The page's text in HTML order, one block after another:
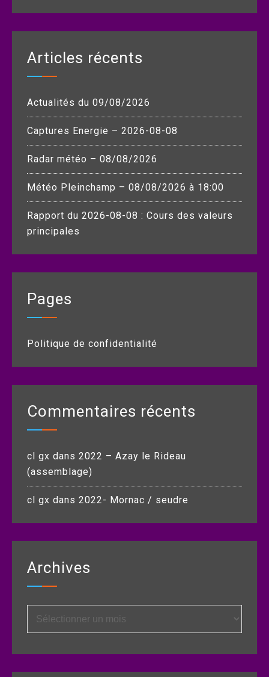
Articles récents
Actualités du 09/08/2026
Captures Energie – 2026-08-08
Radar météo – 08/08/2026
Météo Pleinchamp – 08/08/2026 à 18:00
Rapport du 2026-08-08 : Cours des valeurs
principales
Pages
Politique de confidentialité
Commentaires récents
cl gx dans 2022 – Azay le Rideau
(assemblage)
cl gx dans 2022- Mornac / seudre
Archives